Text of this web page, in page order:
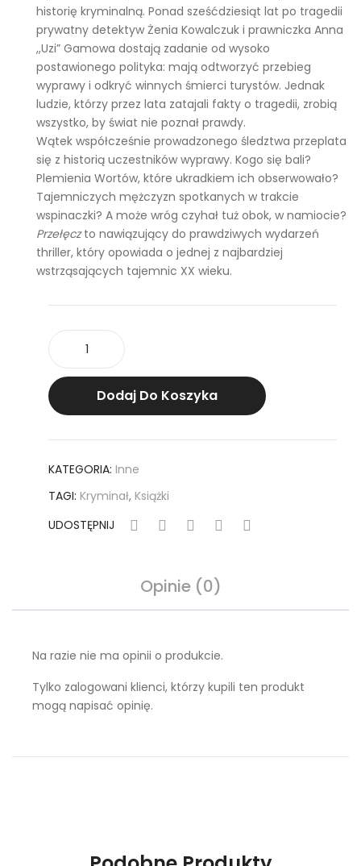
historię kryminalną. Ponad sześćdziesiąt lat po tragedii
prywatny detektyw Żenia Kowalczuk i prawniczka Anna
,,Uzi” Gamowa dostają zadanie od wysoko
postawionego polityka: mają odtworzyć przebieg
wyprawy i odkryć winnych śmierci turystów. Jednak
ludzie, którzy przez lata zatajali fakty o tragedii, zrobią
wszystko, by świat nie poznał prawdy.
Wątek współcześnie prowadzonego śledztwa przeplata
się z historią uczestników wyprawy. Kogo się bali?
Plemienia Wortów, które ukradkiem ich obserwowało?
Tajemniczych mężczyzn spotkanych w trakcie
wspinaczki? A może wróg czyhał tuż obok, w namiocie?
Przełęczto nawiązujący do prawdziwych wydarzeń
thriller, który opowiada o jednej z najbardziej
wstrząsających tajemnic XX wieku.
Przełęcz
Dodaj Do Koszyka
KATEGORIA: Inne
TAGI: Kryminał, Książki
UDOSTĘPNIJ
Opinie (0)
Na razie nie ma opinii o produkcie.
Tylko zalogowani klienci, którzy kupili ten produkt
mogą napisać opinię.